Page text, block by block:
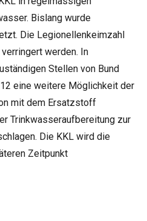
Bislang wurde
Die Legionellenkeimzahl
werden. In
Stellen von Bund
eine weitere Möglichkeit der
mit dem Ersatzstoff
Trinkwasseraufbereitung zur
Die KKL wird die
Zeitpunkt